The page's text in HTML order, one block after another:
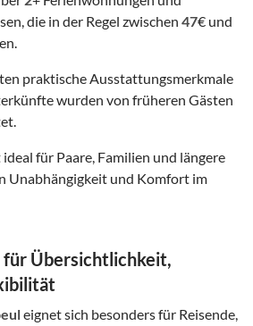
die in der Regel zwischen 47€ und
praktische Ausstattungsmerkmale
wurden von früheren Gästen
für Paare, Familien und längere
Unabhängigkeit und Komfort im
für Übersichtlichkeit,
eignet sich besonders für Reisende,